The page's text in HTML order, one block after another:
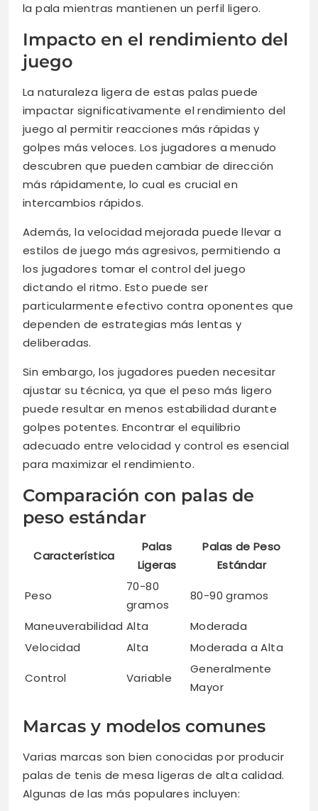
la pala mientras mantienen un perfil ligero.
Impacto en el rendimiento del
juego
La naturaleza ligera de estas palas puede
impactar significativamente el rendimiento del
juego al permitir reacciones más rápidas y
golpes más veloces. Los jugadores a menudo
descubren que pueden cambiar de dirección
más rápidamente, lo cual es crucial en
intercambios rápidos.
Además, la velocidad mejorada puede llevar a
estilos de juego más agresivos, permitiendo a
los jugadores tomar el control del juego
dictando el ritmo. Esto puede ser
particularmente efectivo contra oponentes que
dependen de estrategias más lentas y
deliberadas.
Sin embargo, los jugadores pueden necesitar
ajustar su técnica, ya que el peso más ligero
puede resultar en menos estabilidad durante
golpes potentes. Encontrar el equilibrio
adecuado entre velocidad y control es esencial
para maximizar el rendimiento.
Comparación con palas de
peso estándar
Característica
Palas
Ligeras
Palas de Peso
Estándar
Peso
70-80
gramos
80-90 gramos
Maneuverabilidad Alta
Moderada
Velocidad
Alta Moderada a Alta
Control Variable
Generalmente
Mayor
Marcas y modelos comunes
Varias marcas son bien conocidas por producir
palas de tenis de mesa ligeras de alta calidad.
Algunas de las más populares incluyen: